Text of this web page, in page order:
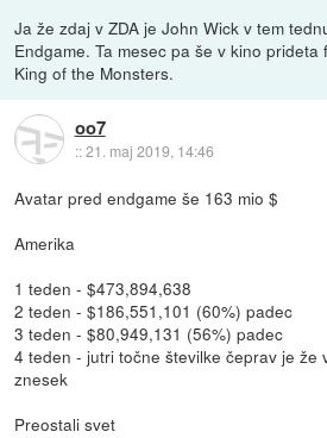
Ja že zdaj v ZDA je John Wick v tem
Endgame. Ta mesec pa še v kino prideta
King of the Monsters.
oo7
::21. maj 2019, 14:46
Avatar pred endgame še 163 mio $
Amerika
1 teden - $473,894,638
2 teden - $186,551,101 (60%) padec
3 teden - $80,949,131 (56%) padec
4 teden - jutri točne številke čeprav je že
znesek
Preostali svet